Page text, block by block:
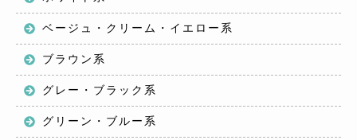
ベージュ・クリーム・イエロー系
ブラウン系
グレー・ブラック系
グリーン・ブルー系